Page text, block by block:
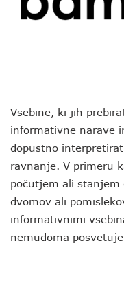
Vsebine, ki jih
informativne narave
dopustno
ravnanje. V primeru
počutjem ali stanjem
dvomov ali
informativnimi
nemudoma